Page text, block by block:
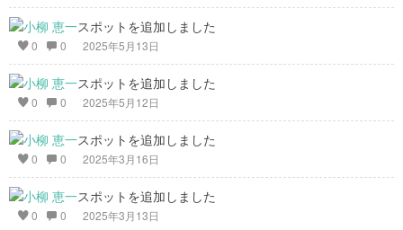
スポットを追加しました
0 0 2025年5月13日
スポットを追加しました
0 0 2025年5月12日
スポットを追加しました
0 0 2025年3月16日
スポットを追加しました
0 0 2025年3月13日